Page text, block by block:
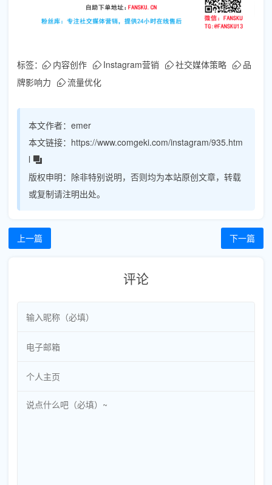
标签： 内容创作 Instagram营销 社交媒体策略
品
牌影响力
流量优化
本文作者： emer
本文链接： https://www.comgeki.com/instagram/935.htm
l
版权申明： 除非特别说明，否则均为本站原创文章，转载
或复制请注明出处。
上一篇 下一篇
评论